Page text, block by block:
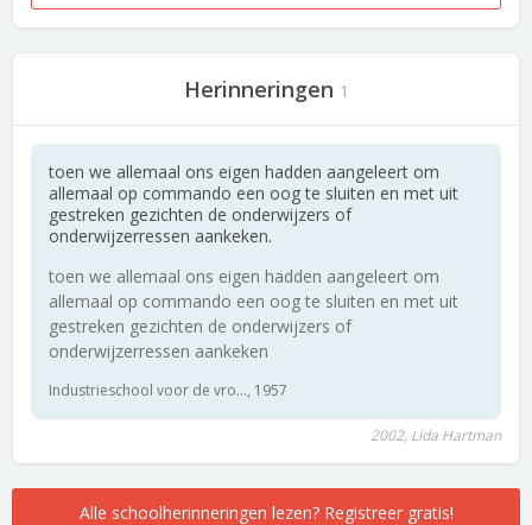
Herinneringen 1
toen we allemaal ons eigen hadden aangeleert om
allemaal op commando een oog te sluiten en met uit
gestreken gezichten de onderwijzers of
onderwijzerressen aankeken.
toen we allemaal ons eigen hadden aangeleert om
allemaal op commando een oog te sluiten en met uit
gestreken gezichten de onderwijzers of
onderwijzerressen aankeken
Industrieschool voor de vro..., 1957
2002, Lida Hartman
Alle schoolherinneringen lezen? Registreer gratis!